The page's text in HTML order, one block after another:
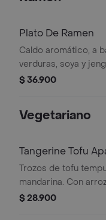
Plato De Ramen
Caldo aromático, a
verduras, soya y
japoneses, pollo,
$ 36.900
Vegetariano
Tangerine Tofu
Trozos de tofu
mandarina. Con
blanco, vegetales
$ 28.900